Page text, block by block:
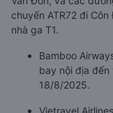
chuyến ATR72 đi
nhà ga T1.
Bamboo
bay nội địa đến
18/8/2025.
Vietravel